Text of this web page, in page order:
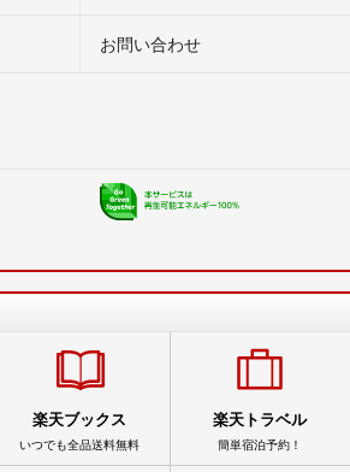
お問い合わせ
楽天ブックス
いつでも全品送料無料
楽天トラベル
簡単宿泊予約！